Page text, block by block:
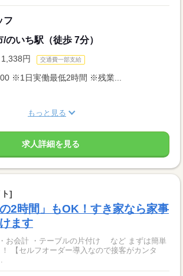
フ
のいち駅（徒歩 7分）
円 交通費一部支給
※1日実働最低2時間 ※残業...
もっと見る
求人詳細を見る
]
の2時間」もOK！すき家なら家事
ます
お会計 ・テーブルの片付け など まずは簡単
ンタ